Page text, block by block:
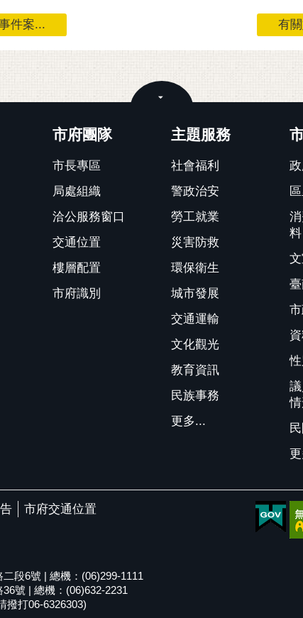
件案... 有
市府團隊
市長專區
局處組織
洽公服務窗口
交通位置
樓層配置
市府識別
主題服務
社會福利
警政治安
勞工就業
災害防救
環保衛生
城市發展
交通運輸
文化觀光
教育資訊
民族事務
更多...
料
市府交通位置
段6號 | 總機：(06)299-1111
號 | 總機：(06)632-2231
撥打06-6326303)